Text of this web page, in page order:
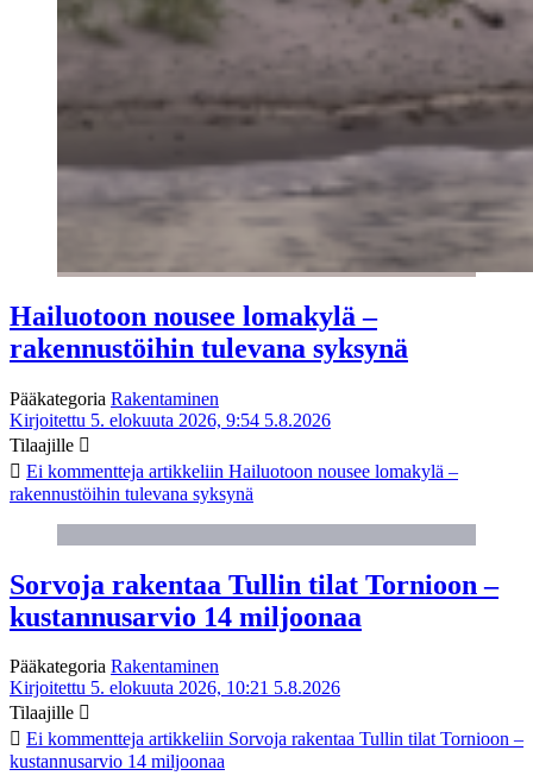
Hailuotoon nousee lomakylä –
rakennustöihin tulevana syksynä
Pääkategoria Rakentaminen
Kirjoitettu 5. elokuuta 2026, 9:54 5.8.2026
Tilaajille
Ei kommentteja artikkeliin Hailuotoon nousee lomakylä –
rakennustöihin tulevana syksynä
Sorvoja rakentaa Tullin tilat Tornioon –
kustannusarvio 14 miljoonaa
Pääkategoria Rakentaminen
Kirjoitettu 5. elokuuta 2026, 10:21 5.8.2026
Tilaajille
Ei kommentteja artikkeliin Sorvoja rakentaa Tullin tilat Tornioon –
kustannusarvio 14 miljoonaa